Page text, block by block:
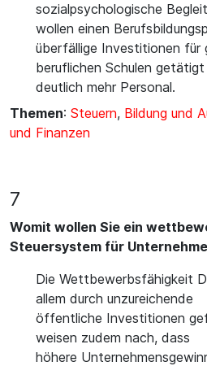
sozialpsychologische
wollen einen
überfällige Investitionen für
beruflichen Schulen
deutlich mehr Personal.
Themen: Steuern, Bildung und
und Finanzen
7
Womit wollen Sie ein
Steuersystem für
Die Wettbewerbsfähigkeit
allem durch unzureichende
öffentliche Investitionen
weisen zudem nach, dass
höhere